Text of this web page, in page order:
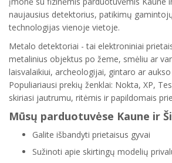
naujausius detektorius, patikimų
technologijas vienoje vietoje.
Metalo detektoriai - tai elektroniniai
metalinius objektus po žeme, smėliu ar
laisvalaikiui, archeologijai, gintaro ar aukso
Populiariausi prekių ženklai: Nokta, XP,
skiriasi jautrumu, ritėmis ir papildomais
Mūsų parduotuvėse Kaune ir
Galite išbandyti prietaisus gyvai
Sužinoti apie skirtingų modelių